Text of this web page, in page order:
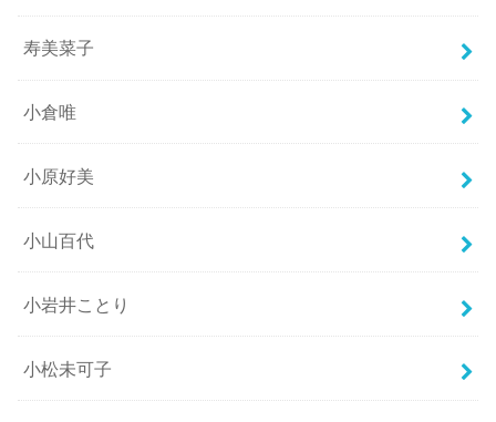
寿美菜子
小倉唯
小原好美
小山百代
小岩井ことり
小松未可子